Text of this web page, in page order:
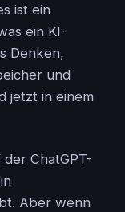
ist ein
ein KI-
Denken,
und
jetzt in einem
ChatGPT-
Aber wenn